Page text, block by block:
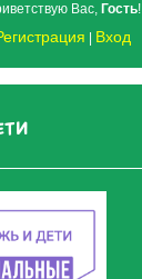
Вас, Гость!
Вход